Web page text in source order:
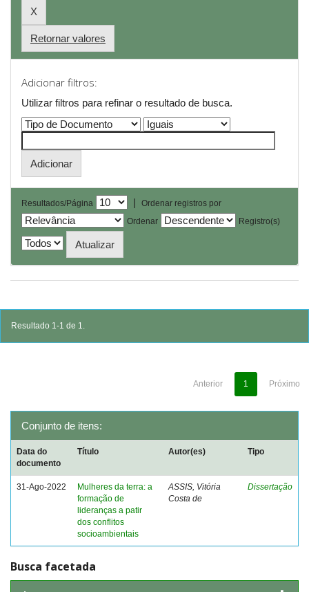
Retornar valores
Adicionar filtros:
Utilizar filtros para refinar o resultado de busca.
Resultados/Página |
Ordenar registros por
Ordenar
Registro(s)
Resultado 1-1 de 1.
Anterior 1 Próximo
Conjunto de itens:
Data do
documento
Título Autor(es) Tipo
31-Ago-2022
Mulheres da terra: a
formação de
lideranças a patir
dos conflitos
socioambientais
ASSIS, Vitória
Costa de
Dissertação
Busca facetada